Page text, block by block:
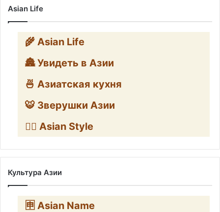
Asian Life
🌾 Asian Life
🏯 Увидеть в Азии
🍜 Азиатская кухня
🐯 Зверушки Азии
🧛‍♂️ Asian Style
Культура Азии
🈸 Asian Name